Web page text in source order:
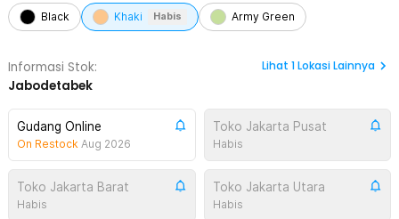
Black Khaki Habis Army Green
Informasi Stok:
Jabodetabek
Lihat 1Lokasi Lainnya
Gudang Online
On Restock Aug 2026
Toko Jakarta Pusat
Habis
Toko Jakarta Barat
Habis
Toko Jakarta Utara
Habis